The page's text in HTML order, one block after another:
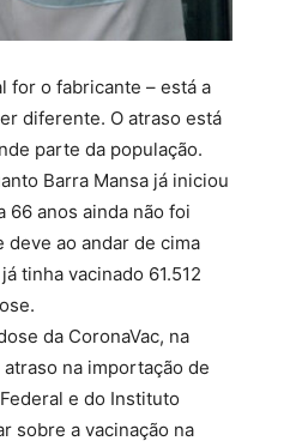
for o fabricante – está a
diferente. O atraso está
parte da população.
Barra Mansa já iniciou
66 anos ainda não foi
ao andar de cima
tinha vacinado 61.512
da CoronaVac, na
na importação de
e do Instituto
sobre a vacinação na